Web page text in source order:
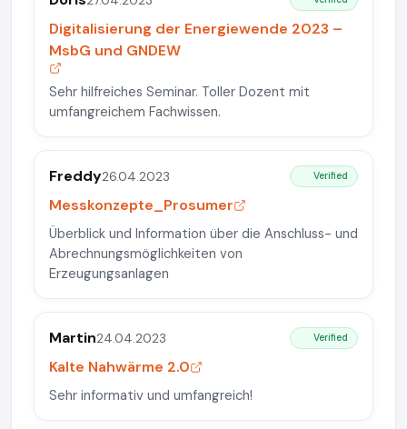
Digitalisierung der Energiewende 2023 –
MsbG und GNDEW
Sehr hilfreiches Seminar. Toller Dozent mit
umfangreichem Fachwissen.
Freddy26.04.2023 Verified
Messkonzepte_Prosumer
Überblick und Information über die Anschluss- und
Abrechnungsmöglichkeiten von
Erzeugungsanlagen
Martin24.04.2023 Verified
Kalte Nahwärme 2.0
Sehr informativ und umfangreich!